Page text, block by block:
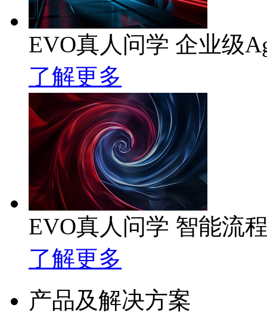
EVO真人问学 企业级
了解更多
EVO真人问学 智能流
了解更多
产品及解决方案